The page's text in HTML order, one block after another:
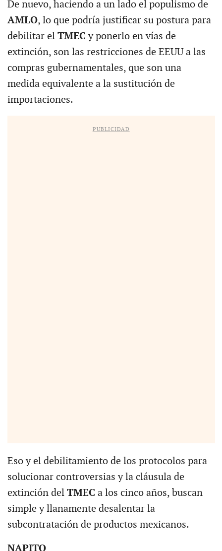
De nuevo, haciendo a un lado el populismo de
AMLO, lo que podría justificar su postura para
debilitar el TMEC y ponerlo en vías de
extinción, son las restricciones de EEUU a las
compras gubernamentales, que son una
medida equivalente a la sustitución de
importaciones.
PUBLICIDAD
Eso y el debilitamiento de los protocolos para
solucionar controversias y la cláusula de
extinción del TMEC a los cinco años, buscan
simple y llanamente desalentar la
subcontratación de productos mexicanos.
NAPITO